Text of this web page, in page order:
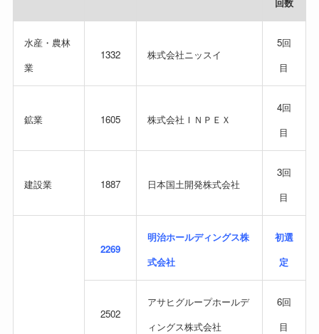
水産・農林
業
1332 株式会社ニッスイ
5回
目
鉱業 1605 株式会社ＩＮＰＥＸ
4回
目
建設業 1887 日本国土開発株式会社
3回
目
2269
明治ホールディングス株
式会社
初選
定
2502
アサヒグループホールデ
ィングス株式会社
6回
目